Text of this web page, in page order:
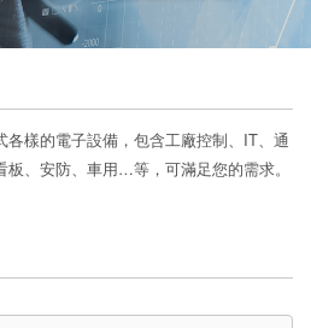
樣的電子設備，包含工廠控制、IT、通
、安防、車用…等，可滿足您的需求。